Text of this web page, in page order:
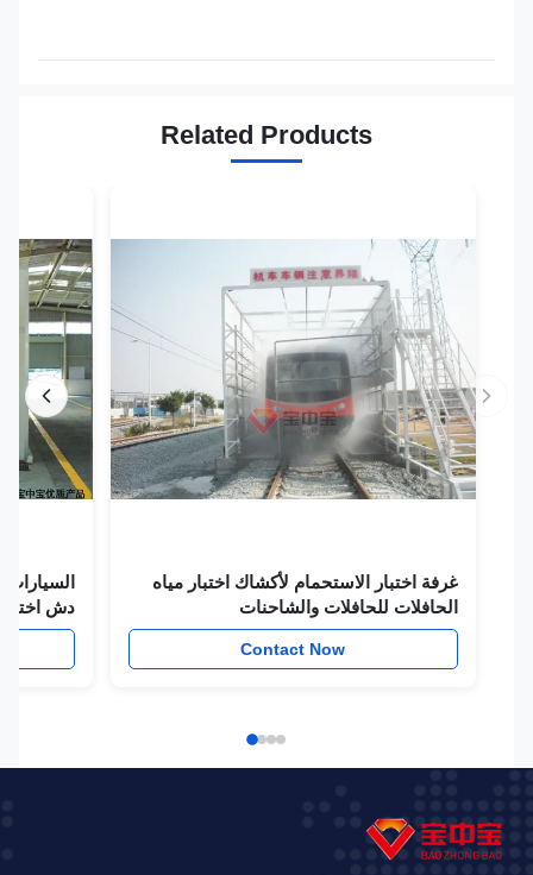
Related Products
غرفة اختبار الاستحمام لأكشاك اختبار مياه
الحافلات للحافلات والشاحنات
Contact Now
السيارات
دش اختبار